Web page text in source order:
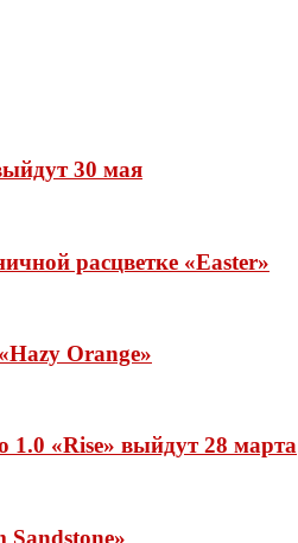
30 мая
расцветке «Easter»
Orange»
1.0 «Rise» выйдут 28 марта
Sandstone»